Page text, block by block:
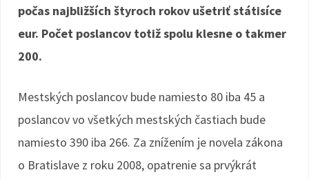
o e
počas najbližších štyroch rokov ušetriť státisíce
eur. Počet poslancov totiž spolu klesne o takmer
200.
Mestských poslancov bude namiesto 80 iba 45 a
poslancov vo všetkých mestských častiach bude
namiesto 390 iba 266. Za znížením je novela zákona
o Bratislave z roku 2008, opatrenie sa prvýkrát